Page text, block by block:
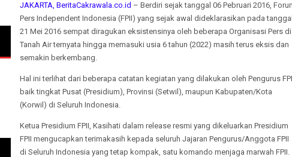
JAKARTA, BeritaCakrawala.co.id – Berdiri sejak tanggal 06 Pebruari 2016,
Pers Independent Indonesia (FPII) yang sejak awal dideklarasikan pada
21 Mei 2016 sempat diragukan eksistensinya oleh beberapa Organisasi Pers di
Tanah Air ternyata hingga memasuki usia 6 tahun (2022) masih terus eksis dan
semakin berkembang.
Hal ini terlihat dari beberapa catatan kegiatan yang dilakukan oleh Pengurus
baik tingkat Pusat (Presidium), Provinsi (Setwil), maupun Kabupaten/Kota
(Korwil) di Seluruh Indonesia.
Ketua Presidium FPII, Kasihati dalam release resmi yang dikeluarkan Presidium
FPII mengucapkan terimakasih kepada seluruh Jajaran Pengurus/Anggota FPII
di Seluruh Indonesia yang tetap kompak, satu komando menjaga marwah FPII.